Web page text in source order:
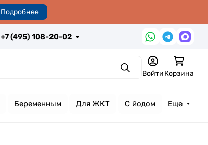
Подробнее
+7 (495) 108-20-02
ПоискВойтиКорзина
Беременным Для ЖКТ С йодом Еще